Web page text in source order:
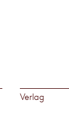
Verlag